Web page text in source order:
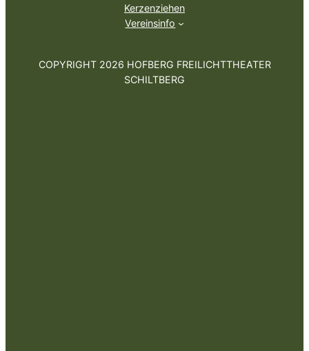
Kerzenziehen
Vereinsinfo
COPYRIGHT 2026 HOFBERG FREILICHTTHEATER
SCHILTBERG